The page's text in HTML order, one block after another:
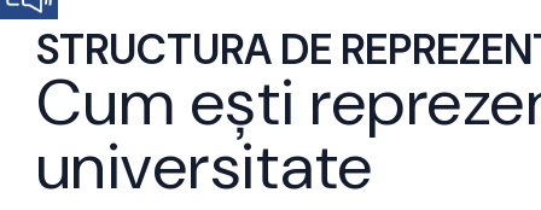
STRUCTURA DE
Cum ești
universitate